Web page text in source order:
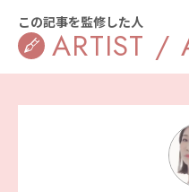
この記事を監修した人
ARTIST /